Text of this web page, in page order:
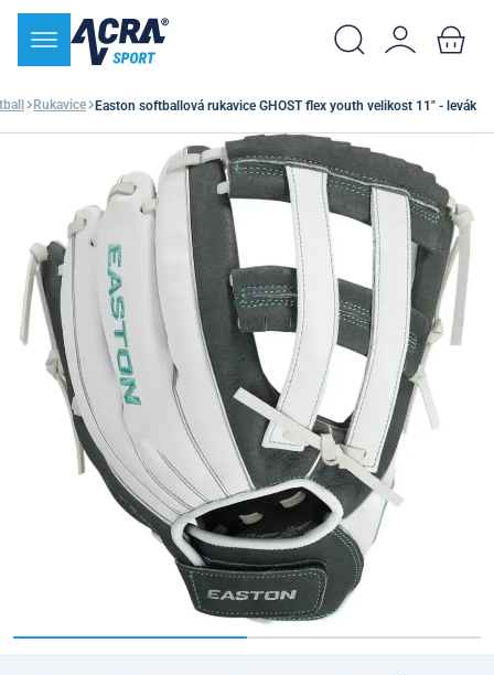
Rukavice Easton softballová rukavice GHOST flex youth velikost 11" - levák